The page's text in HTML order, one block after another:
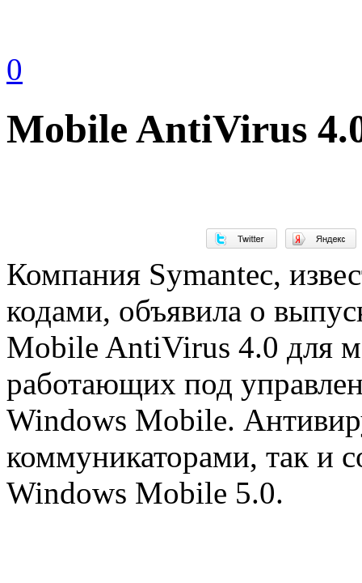
0
Mobile AntiVirus
Компания Symantec,
кодами, объявила о
Mobile AntiVirus 4.0 для
работающих под
Windows Mobile.
коммуникаторами, так и
Windows Mobile 5.0.